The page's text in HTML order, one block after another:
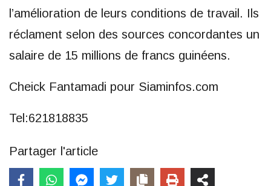
l’amélioration de leurs conditions de travail. Ils
réclament selon des sources concordantes un
salaire de 15 millions de francs guinéens.
Cheick Fantamadi pour Siaminfos.com
Tel:621818835
Partager l'article